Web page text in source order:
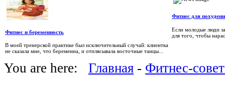
Фитнес и беременность
В моей тренерской практике был исключительный случай: клиентка
не сказала мне, что беременна, и отплясывала восточные танцы...
Фитнес для
Если молодые люди
для того, чтобы
You are here: Главная - Фитнес-